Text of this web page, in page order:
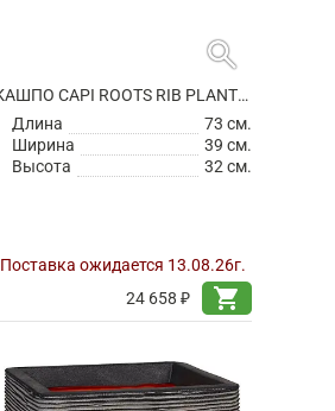
search
КАШПО CAPI ROOTS RIB PLANTER RECTANGLE BLACK
Длина
73 см.
Ширина
39 см.
Высота
32 см.
Поставка ожидается 13.08.26г.
24 658 ₽
shopping_cart